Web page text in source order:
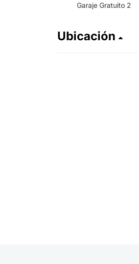
Garaje Gratuito 2
Ubicación